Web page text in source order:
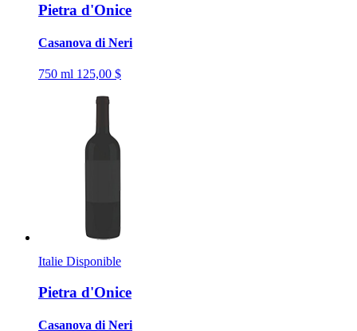
Pietra d'Onice
Casanova di Neri
750 ml 125,00 $
Italie Disponible
Pietra d'Onice
Casanova di Neri